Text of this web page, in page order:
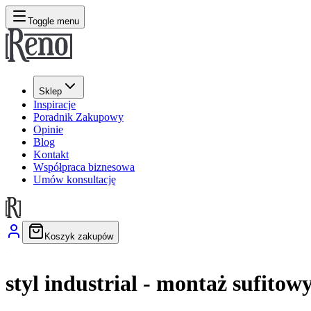
Toggle menu
Sklep
Inspiracje
Poradnik Zakupowy
Opinie
Blog
Kontakt
Współpraca biznesowa
Umów konsultację
Koszyk zakupów
styl industrial - montaż